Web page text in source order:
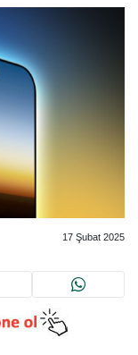
17 Şubat 2025